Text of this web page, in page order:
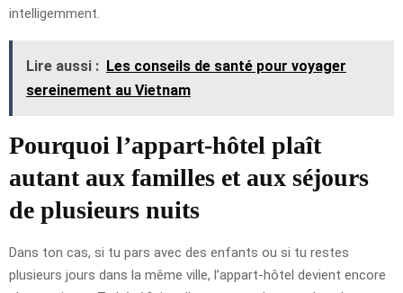
intelligemment.
Lire aussi : Les conseils de santé pour voyager
sereinement au Vietnam
Pourquoi l’appart-hôtel plaît
autant aux familles et aux séjours
de plusieurs nuits
Dans ton cas, si tu pars avec des enfants ou si tu restes
plusieurs jours dans la même ville, l’appart-hôtel devient encore